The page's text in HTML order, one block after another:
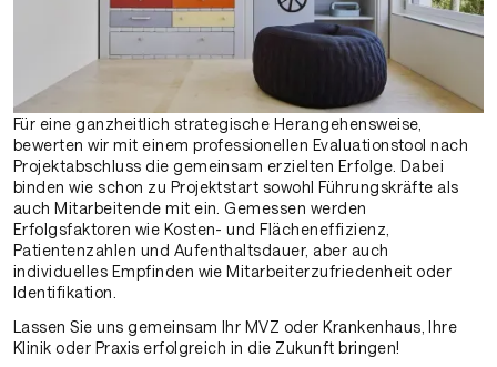
Für eine ganzheitlich strategische Herangehensweise,
bewerten wir mit einem professionellen Evaluationstool nach
Projektabschluss die gemeinsam erzielten Erfolge. Dabei
binden wie schon zu Projektstart sowohl Führungskräfte als
auch Mitarbeitende mit ein. Gemessen werden
Erfolgsfaktoren wie Kosten- und Flächeneffizienz,
Patientenzahlen und Aufenthaltsdauer, aber auch
individuelles Empfinden wie Mitarbeiterzufriedenheit oder
Identifikation.
Lassen Sie uns gemeinsam Ihr MVZ oder Krankenhaus, Ihre
Klinik oder Praxis erfolgreich in die Zukunft bringen!